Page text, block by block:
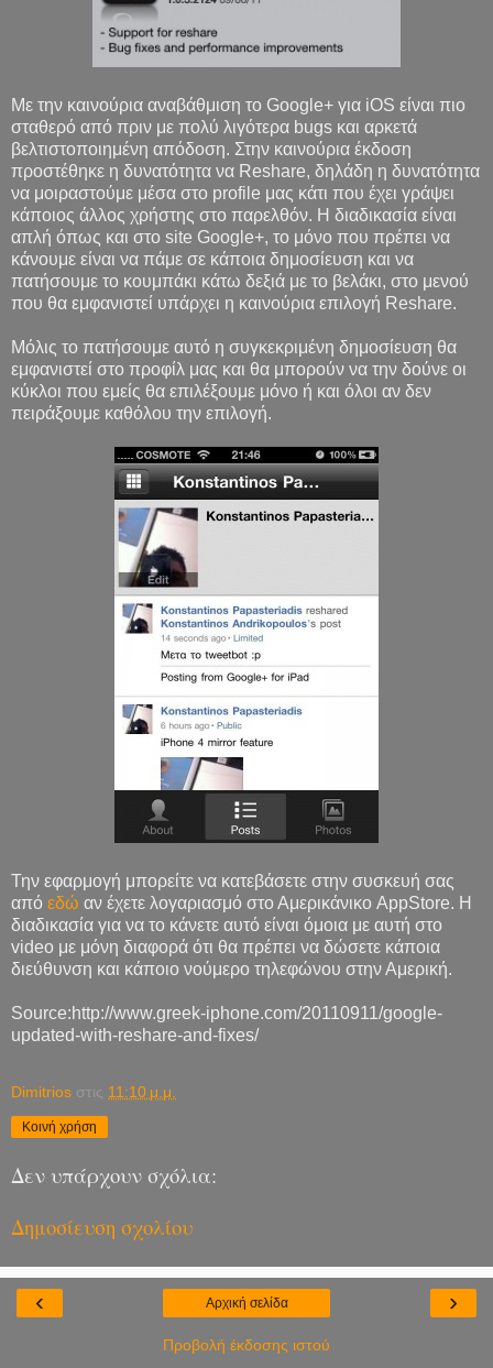
Με την καινούρια αναβάθμιση το Google+ για iOS είναι πιο
σταθερό από πριν με πολύ λιγότερα bugs και αρκετά
βελτιστοποιημένη απόδοση. Στην καινούρια έκδοση
προστέθηκε η δυνατότητα να Reshare, δηλάδη η δυνατότητα
να μοιραστούμε μέσα στο profile μας κάτι που έχει γράψει
κάποιος άλλος χρήστης στο παρελθόν. Η διαδικασία είναι
απλή όπως και στο site Google+, το μόνο που πρέπει να
κάνουμε είναι να πάμε σε κάποια δημοσίευση και να
πατήσουμε το κουμπάκι κάτω δεξιά με το βελάκι, στο μενού
που θα εμφανιστεί υπάρχει η καινούρια επιλογή Reshare.
Μόλις το πατήσουμε αυτό η συγκεκριμένη δημοσίευση θα
εμφανιστεί στο προφίλ μας και θα μπορούν να την δούνε οι
κύκλοι που εμείς θα επιλέξουμε μόνο ή και όλοι αν δεν
πειράξουμε καθόλου την επιλογή.
Την εφαρμογή μπορείτε να κατεβάσετε στην συσκευή σας
από εδώ αν έχετε λογαριασμό στο Αμερικάνικο AppStore. Η
διαδικασία για να το κάνετε αυτό είναι όμοια με αυτή στο
video με μόνη διαφορά ότι θα πρέπει να δώσετε κάποια
διεύθυνση και κάποιο νούμερο τηλεφώνου στην Αμερική.
Source:http://www.greek-iphone.com/20110911/google-
updated-with-reshare-and-fixes/
Dimitrios στις 11:10 μ.μ.
Κοινή χρήση
Δεν υπάρχουν σχόλια:
Δημοσίευση σχολίου
‹ ›
Αρχική σελίδα
Προβολή έκδοσης ιστού